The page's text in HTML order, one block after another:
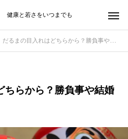
健康と若さをいつまでも
だるまの目入れはどちらから？勝負事や結婚式のお祝いに！
ちらから？勝負事や結婚